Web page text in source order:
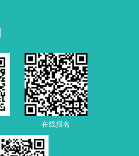
在线报名